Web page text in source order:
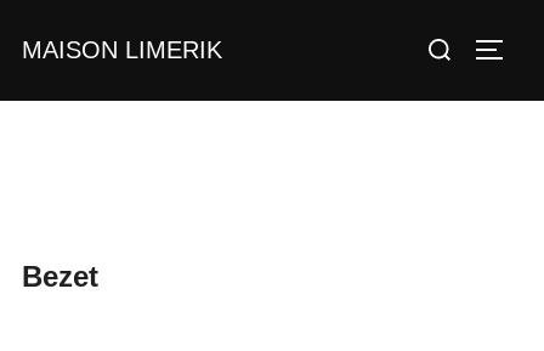
naarMAISON LIMERIK
Zoek
Bezet